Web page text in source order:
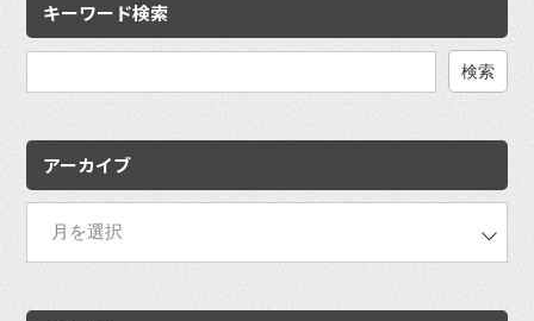
キーワード検索
アーカイブ